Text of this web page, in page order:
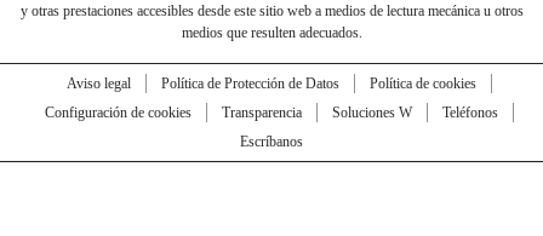
y otras prestaciones accesibles desde este sitio web a medios de lectura mecánica u otros
medios que resulten adecuados.
Aviso legal Política de Protección de Datos
Política de cookies
Configuración de cookies
Transparencia Soluciones W
Teléfonos
Escríbanos